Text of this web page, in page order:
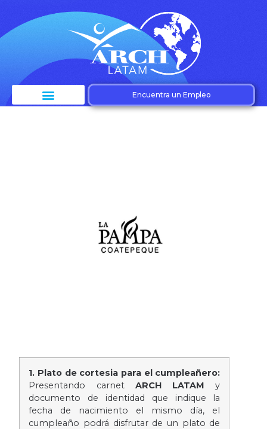
Encuentra un Empleo
1. Plato de cortesia para el cumpleañero:
Presentando carnetARCH LATAM y
documento de identidad que indique la
fecha de nacimiento el mismo día, el
cumpleaño podrá disfrutar de un plato de